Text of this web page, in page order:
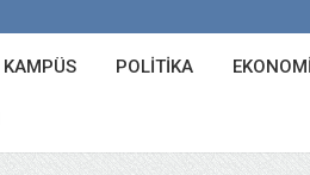
KAMPÜS POLITIKA